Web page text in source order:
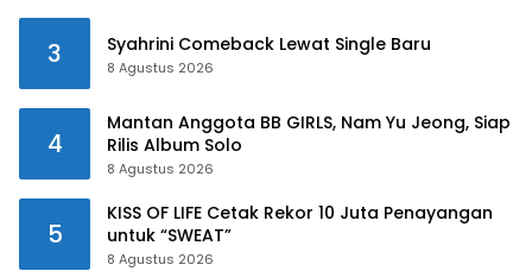
3 Syahrini Comeback Lewat Single Baru
8 Agustus 2026
4
Mantan Anggota BB GIRLS, Nam Yu Jeong, Siap
Rilis Album Solo
8 Agustus 2026
5
KISS OF LIFE Cetak Rekor 10 Juta Penayangan
untuk “SWEAT”
8 Agustus 2026